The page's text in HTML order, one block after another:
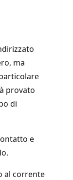
ma
provato
di
e
al corrente